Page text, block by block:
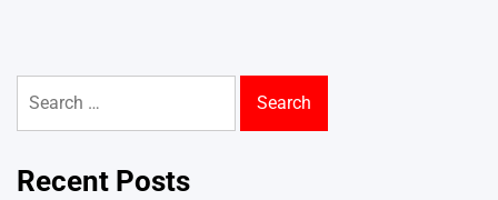
for:
Recent Posts